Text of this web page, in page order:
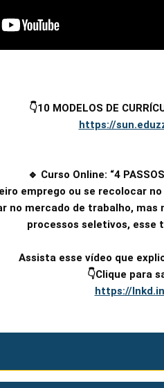
👇10 MODELOS DE
https://
🔹 Curso Online: “4
emprego ou se recolocar
no mercado de trabalho,
processos seletivos, esse
Assista esse vídeo que
https://